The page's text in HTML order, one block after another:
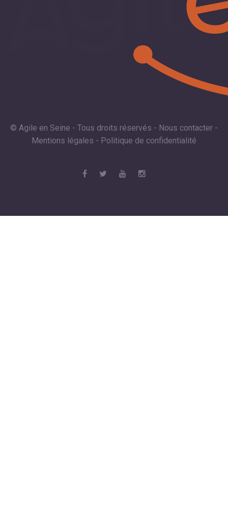
© Agile en Seine - Tous droits réservés - Nous contacter -
Mentions légales - Politique de confidentialité